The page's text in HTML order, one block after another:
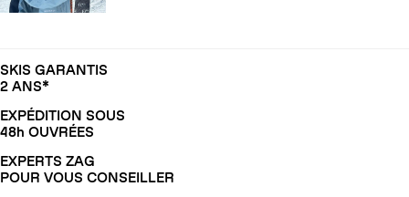
SKIS GARANTIS
2 ANS*
EXPÉDITION SOUS
48h OUVRÉES
EXPERTS ZAG
POUR VOUS CONSEILLER